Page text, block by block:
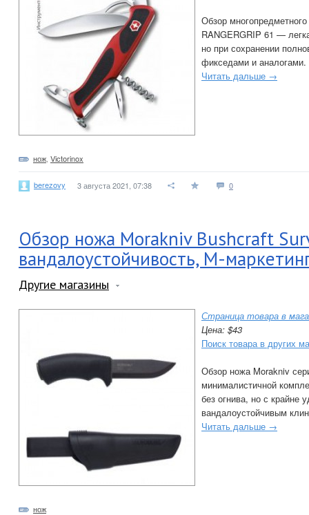
Обзор
RANGERGRIP 61 —
но при сохранении
фикседами и аналогами.
Читать дальше →
нож Victorinox
berezovy 3 августа 2021, 07:38 0
Обзор ножа Morakniv Bushcraft
вандалоустойчивость, М-
Другие магазины
Страница товара в
Цена: $43
Поиск товара в других
Обзор ножа Morakniv
минималистичной
без огнива, но с крайне
вандалоустойчивым
Читать дальше →
нож